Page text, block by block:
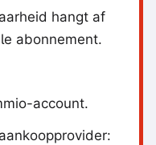
hangt af
abonnement.
account.